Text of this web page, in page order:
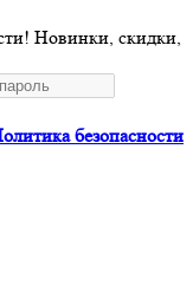
Новинки, скидки,
безопасности